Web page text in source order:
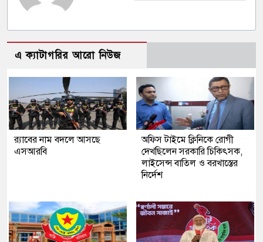
এ ক্যাটাগরির আরো নিউজ
র‍্যাবের নাম বদলে আসছে
এসআরবি
অফিস টাইমে ক্লিনিকে রোগী
দেখছিলেন সরকারি চিকিৎসক,
লাইসেন্স বাতিল ও বরখাস্তের
নির্দেশ